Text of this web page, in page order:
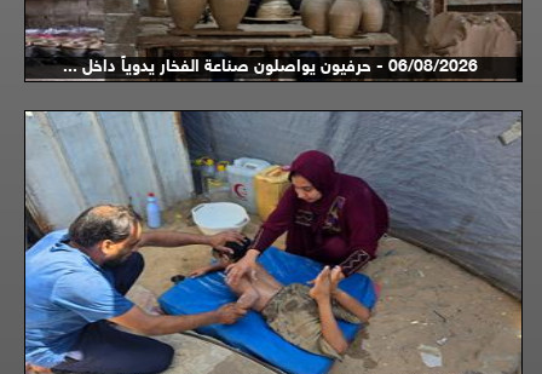
06/08/2026 - حرفيون يواصلون صناعة الفخار يدوياً داخل ...